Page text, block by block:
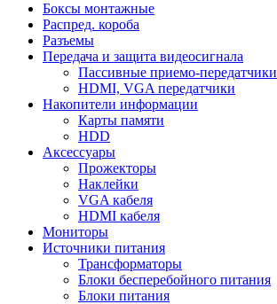
Боксы монтажные
Распред. короба
Разъемы
Передача и защита видеосигнала
Пассивные приемо-передатчики
HDMI, VGA передатчики
Накопители информации
Карты памяти
HDD
Аксессуары
Прожекторы
Наклейки
VGA кабеля
HDMI кабеля
Мониторы
Источники питания
Трансформаторы
Блоки бесперебойного питания
Блоки питания